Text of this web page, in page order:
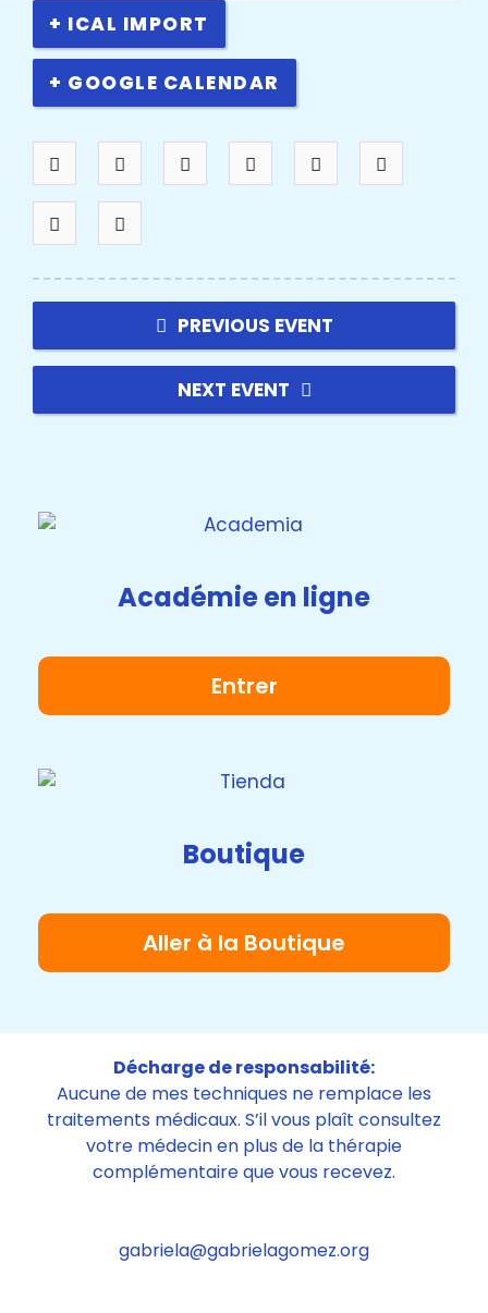
+ ICAL IMPORT
+ GOOGLE CALENDAR
PREVIOUS EVENT
NEXT EVENT
Académie en ligne
Entrer
Boutique
Aller à la Boutique
Décharge de responsabilité:
Aucune de mes techniques ne remplace les
traitements médicaux. S’il vous plaît consultez
votre médecin en plus de la thérapie
complémentaire que vous recevez.
gabriela@gabrielagomez.org